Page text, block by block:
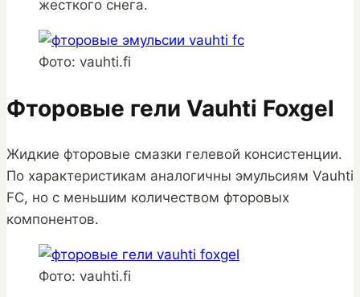
жесткого снега.
Фото: vauhti.fi
Фторовые гели Vauhti Foxgel
Жидкие фторовые смазки гелевой консистенции.
По характеристикам аналогичны эмульсиям Vauhti
FC, но с меньшим количеством фторовых
компонентов.
Фото: vauhti.fi